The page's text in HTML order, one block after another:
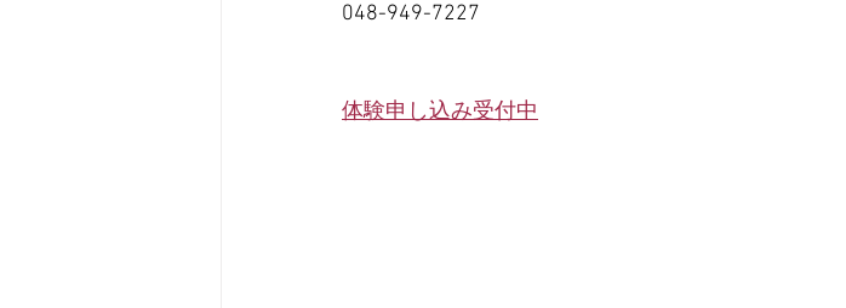
048-949-7227
体験申し込み受付中